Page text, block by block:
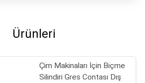
Ürünleri
Çim Makinaları İçin Biçme
Silindiri Gres Contası Dış